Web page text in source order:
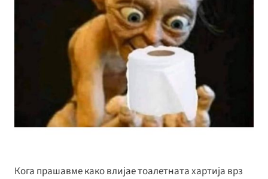
Кога прашавме како влијае тоалетната хартија врз